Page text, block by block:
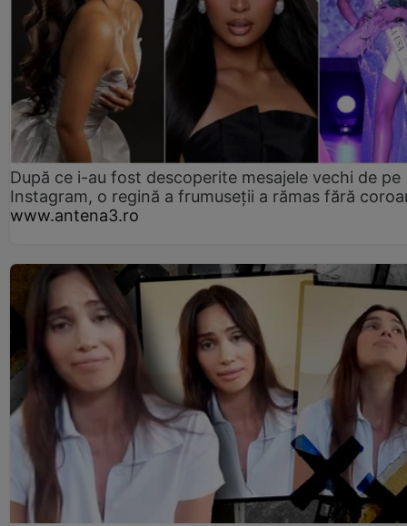
După ce i-au fost descoperite mesajele vechi de pe
Instagram, o regină a frumuseții a rămas fără
www.antena3.ro